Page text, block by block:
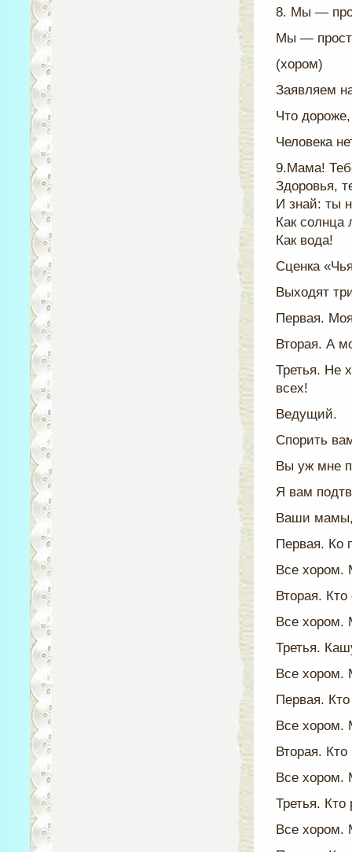
8. Мы —
Мы —
(хором)
Заявляем
Что
Человека
9.Мама!
Здоровья,
И знай: ты
Как солнца
Как вода!
Сценка
Выходят
Первая.
Вторая. А
Третья. Не
всех!
Ведущий.
Спорить
Вы уж мне
Я вам
Ваши мамы,
Первая. Ко
Все хором.
Вторая. Кто
Все хором.
Третья.
Все хором.
Первая.
Все хором.
Вторая.
Все хором.
Третья.
Все хором.